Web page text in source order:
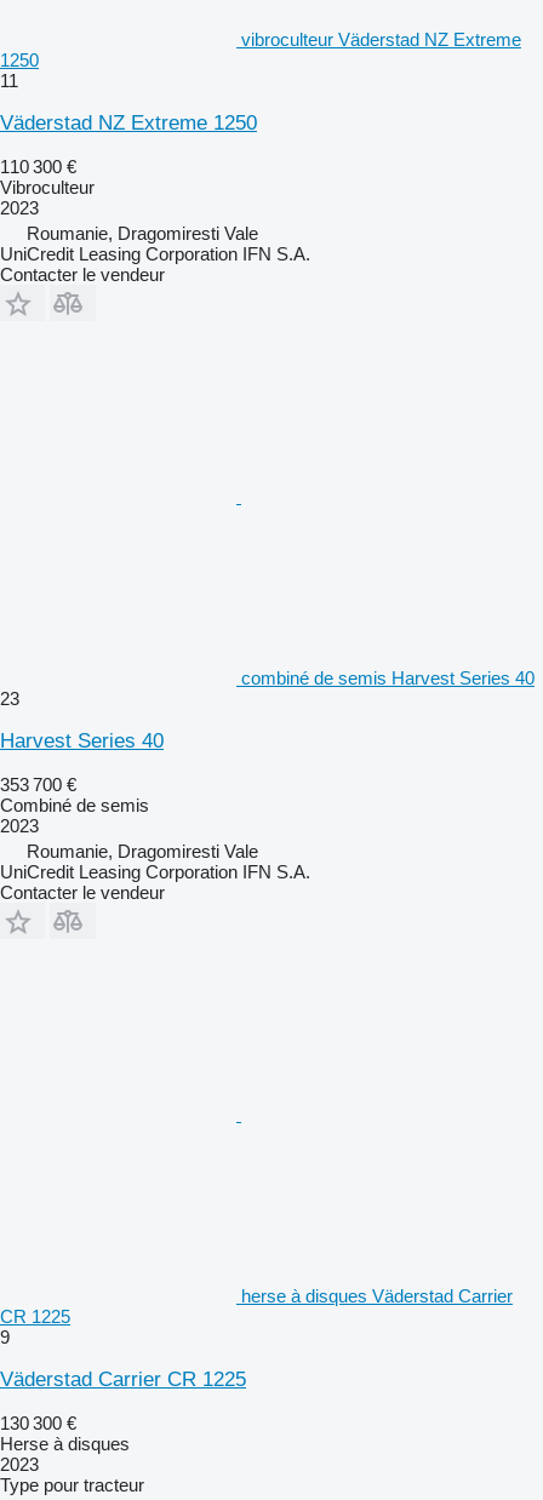
vibroculteur Väderstad NZ Extreme
1250
11
Väderstad NZ Extreme 1250
110 300 €
Vibroculteur
2023
Roumanie, Dragomiresti Vale
UniCredit Leasing Corporation IFN S.A.
Contacter le vendeur
combiné de semis Harvest Series 40
23
Harvest Series 40
353 700 €
Combiné de semis
2023
Roumanie, Dragomiresti Vale
UniCredit Leasing Corporation IFN S.A.
Contacter le vendeur
herse à disques Väderstad Carrier
CR 1225
9
Väderstad Carrier CR 1225
130 300 €
Herse à disques
2023
Type pour tracteur